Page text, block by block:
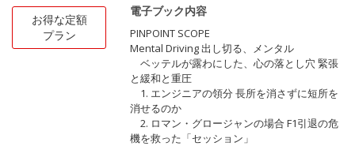
お得な定額
プラン
電子ブック内容
PINPOINT SCOPE
Mental Driving 出し切る、メンタル
ベッテルが露わにした、心の落とし穴 緊張
と緩和と重圧
1. エンジニアの領分 長所を消さずに短所を
消せるのか
2. ロマン・グロージャンの場合 F1引退の危
機を救った「セッション」